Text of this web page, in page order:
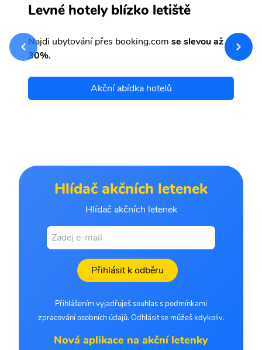
Levné hotely blízko letiště
Najdi ubytování přes booking.com se slevou až
30%.
Akční abídka hotelů
Hlídač akčních letenek
Hlídač akčních letenek
Přihlásit k odběru
Přihlášením vyjadřuješ souhlas s podmínkami
zpracování osobních údajů. Odhlásit se můžeš kdykoliv.
Nová aplikace na akční letenky